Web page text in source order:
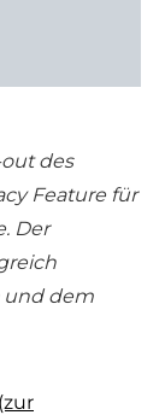
des
Feature für
Der
und dem